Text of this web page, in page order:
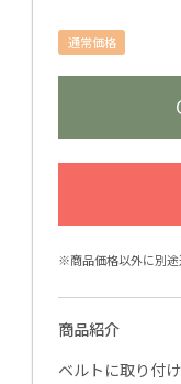
通常価格
※商品価格以外に別途
商品紹介
ベルトに取り付